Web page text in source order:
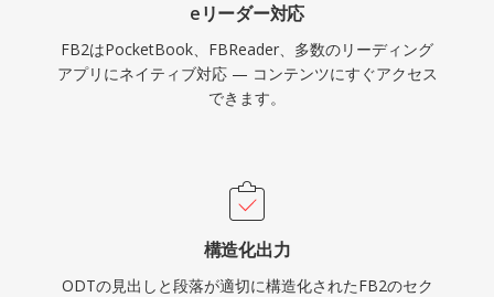
eリーダー対応
FB2はPocketBook、FBReader、多数のリーディング
アプリにネイティブ対応 — コンテンツにすぐアクセス
できます。
構造化出力
ODTの見出しと段落が適切に構造化されたFB2のセク